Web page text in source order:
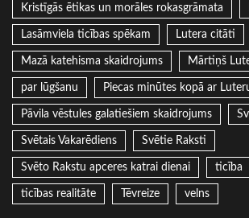
Kristīgās ētikas un morāles rokasgrāmata
Lasāmviela ticības spēkam Lutera citāti
Mazā katehisma skaidrojums Mārtiņš
par lūgšanu Piecas minūtes kopā ar
Pāvila vēstules galatiešiem skaidrojums
Svētais Vakarēdiens Svētie Raksti
Svēto Rakstu apceres katrai dienai ticība
ticības realitāte Tēvreize velns